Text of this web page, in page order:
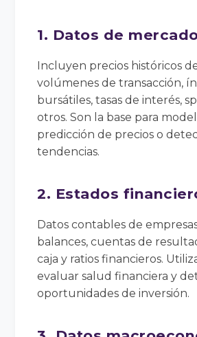
1. Datos de
Incluyen precios históricos
volúmenes de transacción,
bursátiles, tasas de interés,
otros. Son la base para
predicción de precios o
tendencias.
2. Estados
Datos contables de
balances, cuentas de
caja y ratios financieros.
evaluar salud financiera y
oportunidades de inversión.